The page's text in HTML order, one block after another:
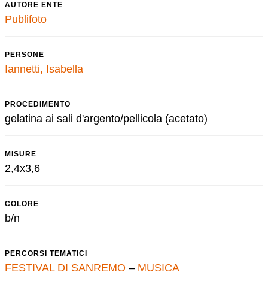
AUTORE ENTE
Publifoto
PERSONE
Iannetti, Isabella
PROCEDIMENTO
gelatina ai sali d'argento/pellicola (acetato)
MISURE
2,4x3,6
COLORE
b/n
PERCORSI TEMATICI
FESTIVAL DI SANREMO – MUSICA